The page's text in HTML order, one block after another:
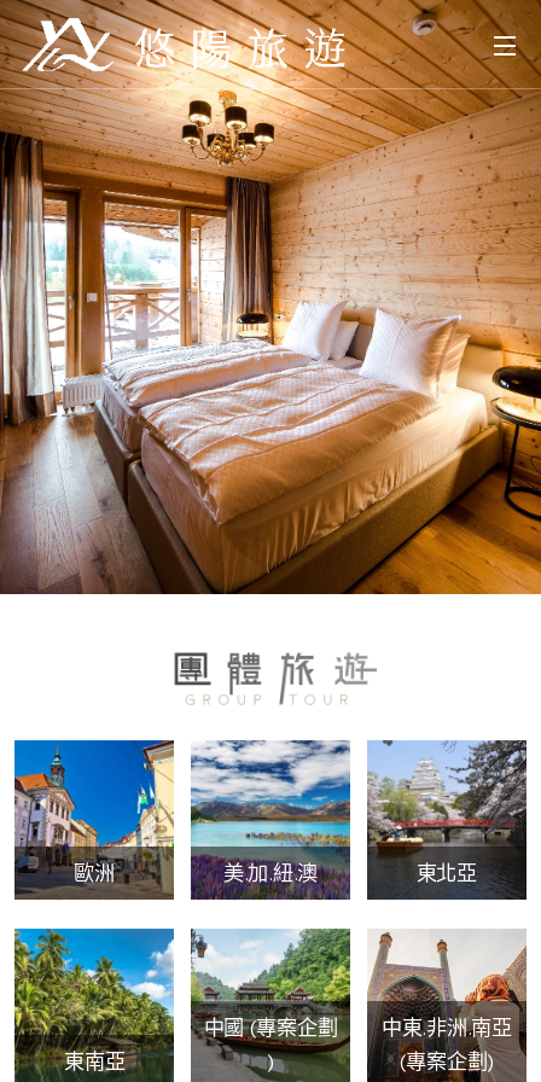
歐洲 美.加.紐.澳 東北亞
東南亞
中國 (專案企劃
)
中東.非洲.南亞
(專案企劃)